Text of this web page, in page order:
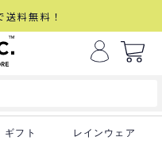
料無料！
ギフト レインウェア